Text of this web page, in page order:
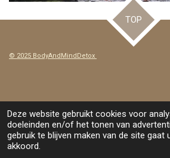
Deze website gebruikt cookies voor
doeleinden en/of het tonen van
gebruik te blijven maken van de site gaat
akkoord.
TOP
© 2025 BodyAndMindDetox